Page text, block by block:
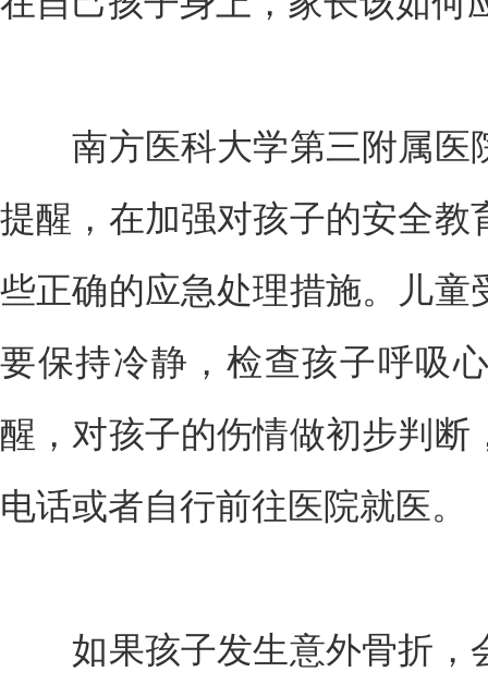
南方医科大学第三附属医
提醒，在加强对孩子的安全教
些正确的应急处理措施。儿童
要保持冷静，检查孩子呼吸
醒，对孩子的伤情做初步判断
电话或者自行前往医院就医。
如果孩子发生意外骨折，